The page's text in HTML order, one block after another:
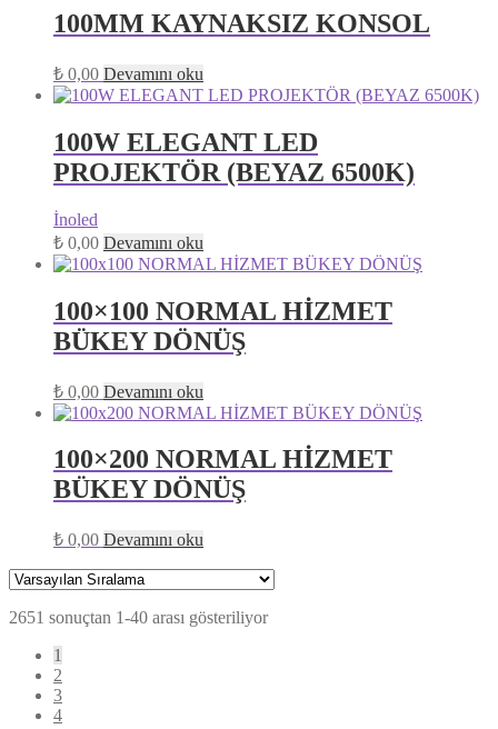
100MM KAYNAKSIZ KONSOL
₺ 0,00 Devamını oku
100W ELEGANT LED
PROJEKTÖR (BEYAZ 6500K)
İnoled
₺ 0,00 Devamını oku
100×100 NORMAL HİZMET
BÜKEY DÖNÜŞ
₺ 0,00 Devamını oku
100×200 NORMAL HİZMET
BÜKEY DÖNÜŞ
₺ 0,00 Devamını oku
2651 sonuçtan 1-40 arası gösteriliyor
1
2
3
4